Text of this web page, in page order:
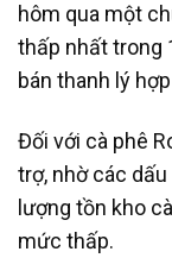
hôm qua một
thấp nhất trong
bán thanh lý
Đối với cà phê
trợ, nhờ các
lượng tồn kho
mức thấp.